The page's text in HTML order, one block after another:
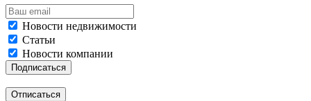
Новости недвижимости
Статьи
Новости компании